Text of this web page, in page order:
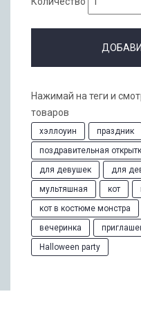
Нажимай на теги и
товаров
хэллоуин праздник
поздравительная
для девушек
для
мультяшная
кот
кот в костюме монстра
вечеринка
Halloween party